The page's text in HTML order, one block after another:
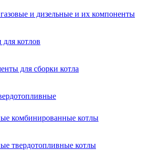
и дизельные и их компоненты
для котлов
для сборки котла
комбинированные котлы
твердотопливные котлы